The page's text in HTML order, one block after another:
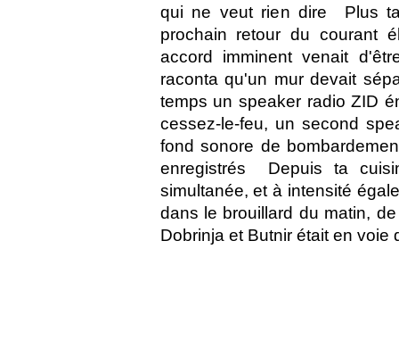
qui ne veut rien dire  Plus
prochain retour du courant
accord imminent venait
raconta qu'un mur devait
temps un speaker radio ZID
cessez-le-feu, un second
fond sonore de
enregistrés  Depuis ta
simultanée, et à intensité
dans le brouillard du matin,
Dobrinja et Butnir était en voie